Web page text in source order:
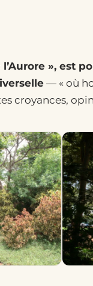
», est
— « où
croyances,